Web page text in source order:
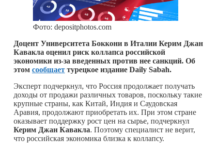
Фото: depositphotos.com
Доцент Университета Боккони в Италии Керим Джан
Кавакла оценил риск коллапса российской
экономики из-за введенных против нее санкций. Об
этом сообщает турецкое издание Daily Sabah.
Эксперт подчеркнул, что Россия продолжает получать
доходы от продажи различных товаров, поскольку такие
крупные страны, как Китай, Индия и Саудовская
Аравия, продолжают приобретать их. При этом стране
оказывает поддержку рост цен на сырье, подчеркнул
Керим Джан Кавакла. Поэтому специалист не верит,
что российская экономика близка к коллапсу.